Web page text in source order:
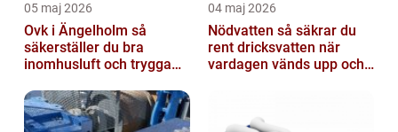
05 maj 2026
Ovk i Ängelholm så
säkerställer du bra
inomhusluft och trygga
04 maj 2026
Nödvatten så säkrar du
rent dricksvatten när
vardagen vänds upp och